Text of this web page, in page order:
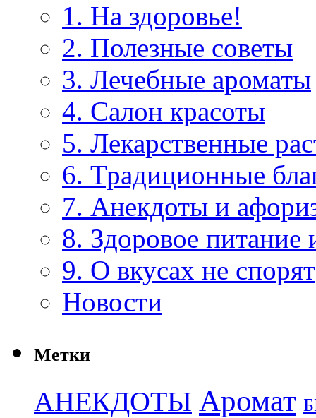
1. На здоровье!
2. Полезные советы
3. Лечебные ароматы
4. Салон красоты
5. Лекарственные
6. Традиционные
7. Анекдоты и
8. Здоровое питание
9. О вкусах не спорят
Новости
Метки
АНЕКДОТЫ Аромат